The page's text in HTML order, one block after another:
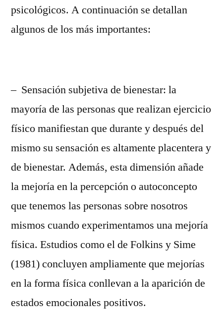
psicológicos. A continuación se detallan
algunos de los más importantes:
– Sensación subjetiva de bienestar: la
mayoría de las personas que realizan ejercicio
físico manifiestan que durante y después del
mismo su sensación es altamente placentera y
de bienestar. Además, esta dimensión añade
la mejoría en la percepción o autoconcepto
que tenemos las personas sobre nosotros
mismos cuando experimentamos una mejoría
física. Estudios como el de Folkins y Sime
(1981) concluyen ampliamente que mejorías
en la forma física conllevan a la aparición de
estados emocionales positivos.